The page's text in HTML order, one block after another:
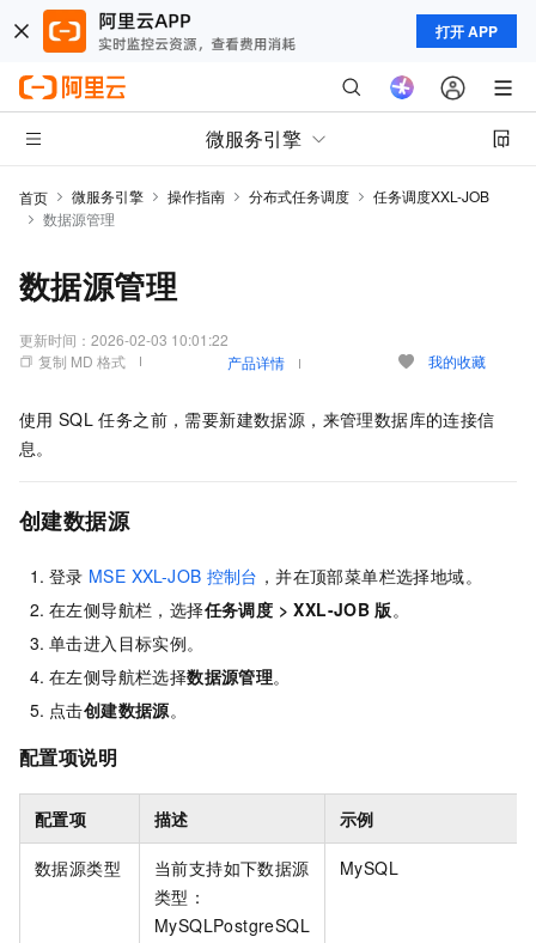
打开 APP
微服务引擎
首页 微服务引擎 操作指南 分布式任务调度
任务调度XXL-JOB
数据源管理
数据源管理
更新时间： 2026-02-03 10:01:22
复制 MD 格式
产品详情 我的收藏
使用 SQL 任务之前，需要新建数据源，来管理数据库的连接信
息。
创建数据源
登录 MSE XXL-JOB 控制台 ，并在顶部菜单栏选择地域。
在左侧导航栏，选择任务调度 >XXL-JOB 版。
单击进入目标实例。
在左侧导航栏选择数据源管理。
点击创建数据源。
配置项说明
配置项 描述 示例
数据源类型
当前支持如下数据源
类型：
MySQLPostgreSQL
MySQL